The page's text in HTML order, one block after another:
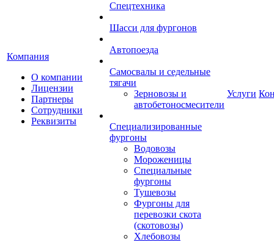
Компания
О компании
Лицензии
Партнеры
Сотрудники
Реквизиты
Спецтехника
Шасси для фургонов
Автопоезда
Самосвалы и седельные
тягачи
Зерновозы и
автобетоносмесители
Специализированные
фургоны
Водовозы
Мороженицы
Специальные
фургоны
Тушевозы
Фургоны для
перевозки скота
(скотовозы)
Хлебовозы
Услуги